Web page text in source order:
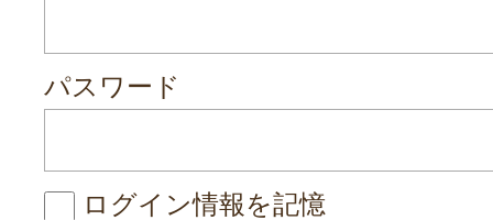
パスワード
ログイン情報を記憶